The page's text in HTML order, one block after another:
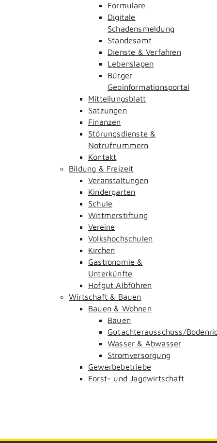
Formulare
Digitale
Schadensmeldung
Standesamt
Dienste & Verfahren
Lebenslagen
Bürger
Geoinformationsportal
Mitteilungsblatt
Satzungen
Finanzen
Störungsdienste &
Notrufnummern
Kontakt
Bildung & Freizeit
Veranstaltungen
Kindergarten
Schule
Wittmerstiftung
Vereine
Volkshochschulen
Kirchen
Gastronomie &
Unterkünfte
Hofgut Albführen
Wirtschaft & Bauen
Bauen & Wohnen
Bauen
Gutachterausschuss/
Wasser & Abwasser
Stromversorgung
Gewerbebetriebe
Forst- und Jagdwirtschaft